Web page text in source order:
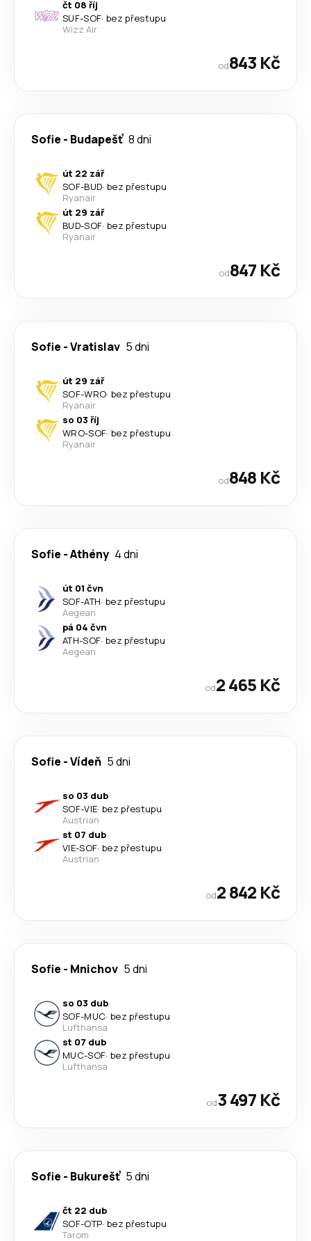
čt 08 říj
SUF-SOF· bez přestupu
Wizz Air
od843 Kč
Sofie - Budapešť 8 dni
út 22 zář
SOF-BUD· bez přestupu
Ryanair
út 29 zář
BUD-SOF· bez přestupu
Ryanair
od847 Kč
Sofie -Vratislav 5 dni
út 29 zář
SOF-WRO· bez přestupu
Ryanair
so 03 říj
WRO-SOF· bez přestupu
Ryanair
od848 Kč
Sofie -Athény 4 dni
út 01 čvn
SOF-ATH· bez přestupu
Aegean
pá 04 čvn
ATH-SOF· bez přestupu
Aegean
od2 465 Kč
Sofie -Vídeň 5 dni
so 03 dub
SOF-VIE· bez přestupu
Austrian
st 07 dub
VIE-SOF· bez přestupu
Austrian
od2 842 Kč
Sofie - Mnichov 5 dni
so 03 dub
SOF-MUC· bez přestupu
Lufthansa
st 07 dub
MUC-SOF· bez přestupu
Lufthansa
od3 497 Kč
Sofie - Bukurešť 5 dni
čt 22 dub
SOF-OTP· bez přestupu
Tarom